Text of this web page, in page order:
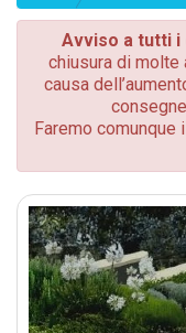
Avviso a tutti i
chiusura di
causa
Faremo